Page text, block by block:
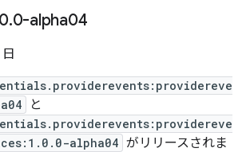
0.0-alpha04
と
alpha04 がリリースされま